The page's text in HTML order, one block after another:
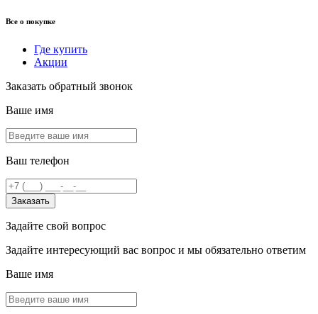
Все о покупке
Где купить
Акции
Заказать обратный звонок
Ваше имя
Ваш телефон
Заказать
Задайте свой вопрос
Задайте интересующий вас вопрос и мы обязательно ответим
Ваше имя